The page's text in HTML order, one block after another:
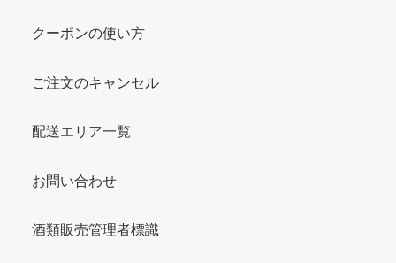
クーポンの使い方
ご注文のキャンセル
配送エリア一覧
お問い合わせ
酒類販売管理者標識